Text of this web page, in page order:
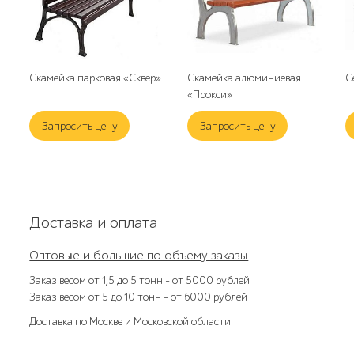
Скамейка парковая «Сквер»
Запросить цену
Скамейка алюминиевая
«Прокси»
Запросить цену
Доставка и оплата
Оптовые и большие по объему заказы
Заказ весом от 1,5 до 5 тонн – от 5000 рублей
Заказ весом от 5 до 10 тонн – от 6000 рублей
Доставка по Москве и Московской области